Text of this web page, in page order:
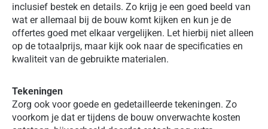
inclusief bestek en details. Zo krijg je een goed beeld van
wat er allemaal bij de bouw komt kijken en kun je de
offertes goed met elkaar vergelijken. Let hierbij niet alleen
op de totaalprijs, maar kijk ook naar de specificaties en
kwaliteit van de gebruikte materialen.
Tekeningen
Zorg ook voor goede en gedetailleerde tekeningen. Zo
voorkom je dat er tijdens de bouw onverwachte kosten